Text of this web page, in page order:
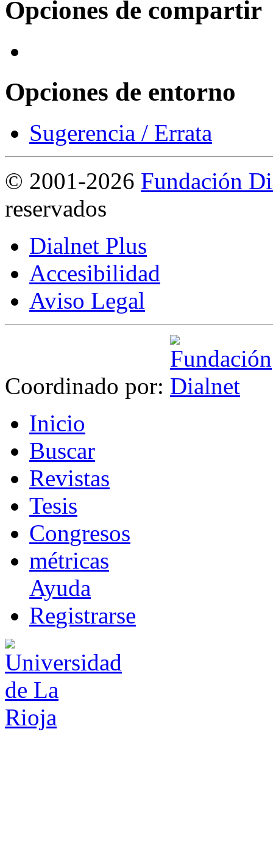
Opciones de compartir
Opciones de entorno
Sugerencia / Errata
© 2001-2026 Fundación
reservados
Dialnet Plus
Accesibilidad
Aviso Legal
Coordinado por:
Inicio
Buscar
Revistas
Tesis
Congresos
métricas
Ayuda
Registrarse